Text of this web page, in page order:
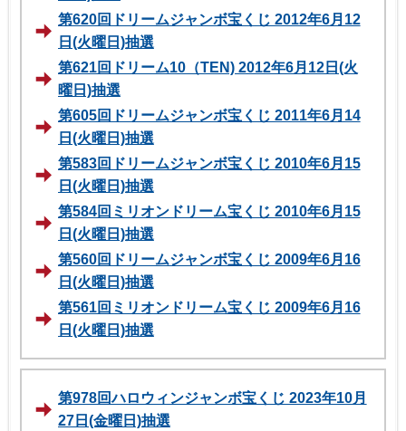
第620回ドリームジャンボ宝くじ 2012年6月12
日(火曜日)抽選
第621回ドリーム10（TEN) 2012年6月12日(火
曜日)抽選
第605回ドリームジャンボ宝くじ 2011年6月14
日(火曜日)抽選
第583回ドリームジャンボ宝くじ 2010年6月15
日(火曜日)抽選
第584回ミリオンドリーム宝くじ 2010年6月15
日(火曜日)抽選
第560回ドリームジャンボ宝くじ 2009年6月16
日(火曜日)抽選
第561回ミリオンドリーム宝くじ 2009年6月16
日(火曜日)抽選
第978回ハロウィンジャンボ宝くじ 2023年10月
27日(金曜日)抽選